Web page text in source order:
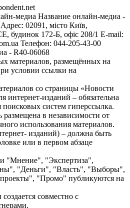
медиа Название онлайн-медиа -
02091, місто Київ,
172-Б, офіс 208/1 E-mail:
Телефон: 044-205-43-00
- R40-06068
материалов, размещённых на
условии ссылки на
со страницы «Новости
интернет-изданий – обязательна
поисковых систем гиперссылка.
в независимости от
использования материалов.
изданий) – должна быть
или в первом абзаце
"Мнение", "Экспертиза",
"Деньги", "Власть", "Выборы",
"Промо" публикуются на
совместно с